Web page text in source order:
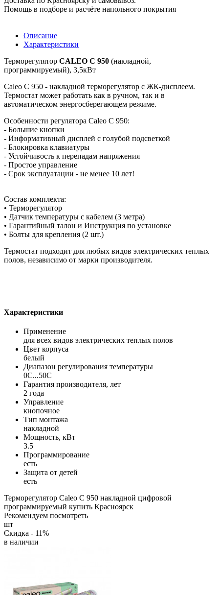
Помощь в подборе и расчёте напольного покрытия
Описание
Характеристики
Терморегулятор CALEO C 950 (накладной,
программируемый), 3,5кВт
Caleo C 950 - накладной терморегулятор с ЖК-дисплеем.
Термостат может работать как в ручном, так и в
автоматическом энергосберегающем режиме.
Особенности регулятора Caleo C 950:
- Большие кнопки
- Информативный дисплей с голубой подсветкой
- Блокировка клавиатуры
- Устойчивость к перепадам напряжения
- Простое управление
- Срок эксплуатации - не менее 10 лет!
Состав комплекта:
• Терморегулятор
• Датчик температуры с кабелем (3 метра)
• Гарантийный талон и Инструкция по установке
• Болты для крепления (2 шт.)
Термостат подходит для любых видов электрических теплых
полов, независимо от марки производителя.
Характеристики
Применение
для всех видов электрических теплых полов
Цвет корпуса
белый
Диапазон регулирования температуры
0С...50С
Гарантия производителя, лет
2 года
Управление
кнопочное
Тип монтажа
накладной
Мощность, кВт
3.5
Программирование
есть
Защита от детей
есть
Терморегулятор Caleo C 950 накладной цифровой
программируемый купить Красноярск
Рекомендуем посмотреть
шт
Скидка - 11%
в наличии